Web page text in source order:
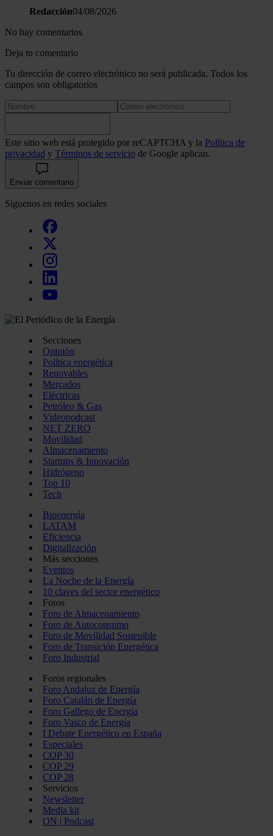
Redacción04/08/2026
No hay comentarios
Deja tu comentario
Tu dirección de correo electrónico no será publicada. Todos los
campos son obligatorios
Este sitio web está protegido por reCAPTCHA y la Política de
privacidad y Términos de servicio de Google aplican.
Enviar comentario
Síguenos en redes sociales
Secciones
Opinión
Política energética
Renovables
Mercados
Eléctricas
Petróleo & Gas
Videopodcast
NET ZERO
Movilidad
Almacenamiento
Startups & Innovación
Hidrógeno
Top 10
Tech
Bioenergía
LATAM
Eficiencia
Digitalización
Más secciones
Eventos
La Noche de la Energía
10 claves del sector energético
Foros
Foro de Almacenamiento
Foro de Autoconsumo
Foro de Movilidad Sostenible
Foro de Transición Energética
Foro Industrial
Foros regionales
Foro Andaluz de Energía
Foro Catalán de Energía
Foro Gallego de Energía
Foro Vasco de Energía
I Debate Energético en España
Especiales
COP 30
COP 29
COP 28
Servicios
Newsletter
Media kit
ON | Podcast